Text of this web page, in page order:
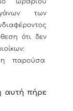
ωραρίου
των
ότι δεν
η παρούσα
αυτή πήρε